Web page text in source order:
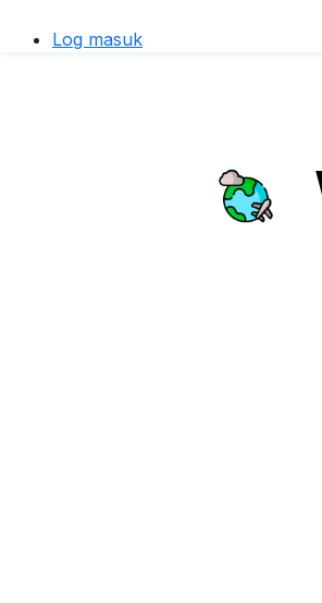
Log masuk